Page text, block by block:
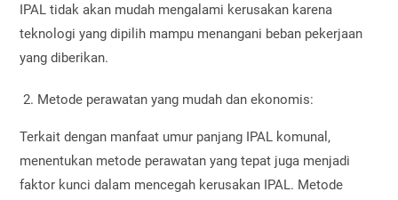
IPAL tidak akan mudah mengalami kerusakan karena
teknologi yang dipilih mampu menangani beban pekerjaan
yang diberikan.
Metode perawatan yang mudah dan ekonomis:
Terkait dengan manfaat umur panjang IPAL komunal,
menentukan metode perawatan yang tepat juga menjadi
faktor kunci dalam mencegah kerusakan IPAL. Metode